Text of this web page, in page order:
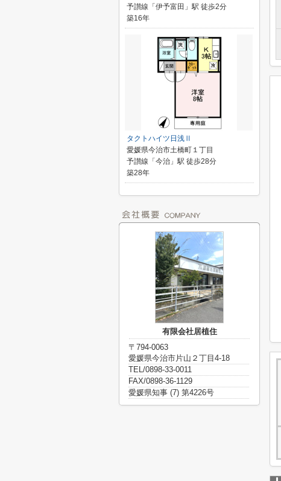
予讃線「伊予富田」駅 徒歩2分
築16年
タクトハイツ日浅Ⅱ
愛媛県今治市土橋町１丁目
予讃線「今治」駅 徒歩28分
築28年
有限会社居植住
〒794-0063
愛媛県今治市片山２丁目4-18
TEL/0898-33-0011
FAX/0898-36-1129
愛媛県知事 (7) 第4226号